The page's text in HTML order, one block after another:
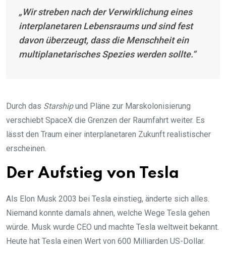
„Wir streben nach der Verwirklichung eines
interplanetaren Lebensraums und sind fest
davon überzeugt, dass die Menschheit ein
multiplanetarisches Spezies werden sollte.“
Durch das Starshipund Pläne zur Marskolonisierung
verschiebt SpaceX die Grenzen der Raumfahrt weiter. Es
lässt den Traum einer interplanetaren Zukunft realistischer
erscheinen.
Der Aufstieg von Tesla
Als Elon Musk 2003 bei Tesla einstieg, änderte sich alles.
Niemand konnte damals ahnen, welche Wege Tesla gehen
würde. Musk wurde CEO und machte Tesla weltweit bekannt.
Heute hat Tesla einen Wert von 600 Milliarden US-Dollar.